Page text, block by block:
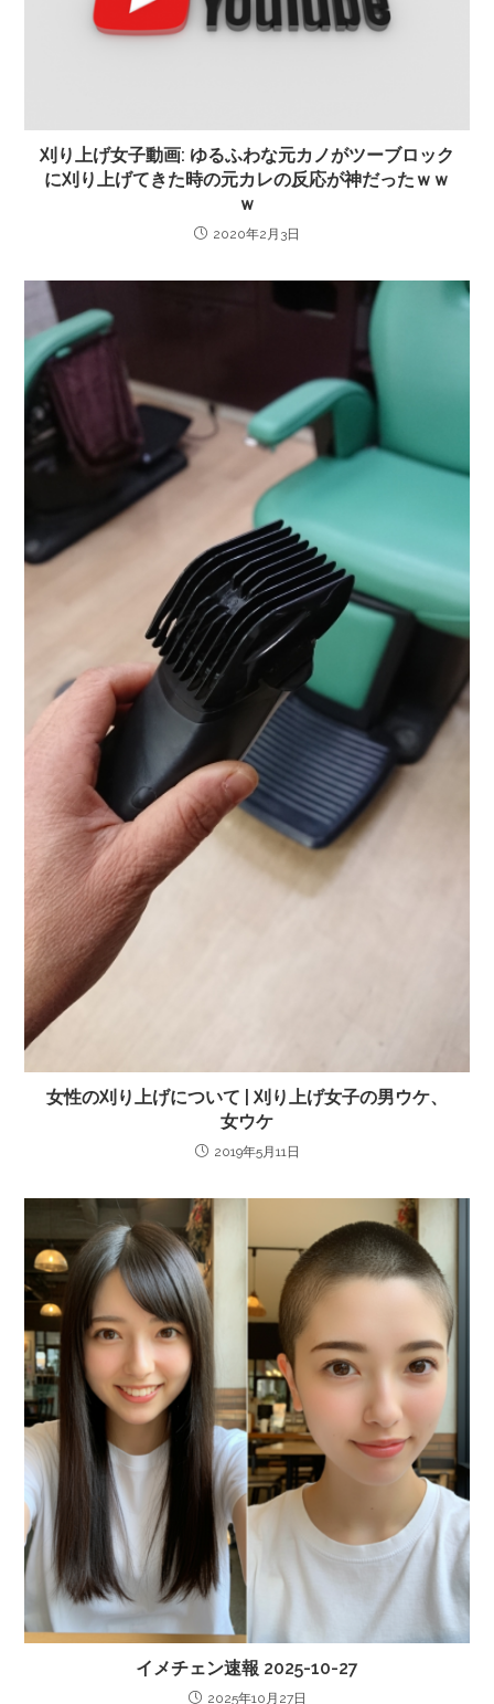
刈り上げ女子動画: ゆるふわな元カノがツーブロック
に刈り上げてきた時の元カレの反応が神だったｗｗ
ｗ
2020年2月3日
女性の刈り上げについて | 刈り上げ女子の男ウケ、
女ウケ
2019年5月11日
イメチェン速報 2025-10-27
2025年10月27日